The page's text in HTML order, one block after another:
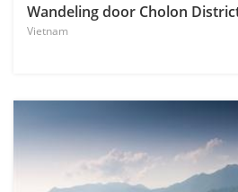
Wandeling door Cholon
Vietnam